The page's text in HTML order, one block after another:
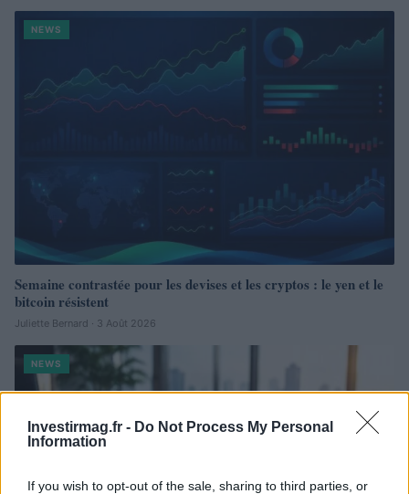
Investirmag.fr - Do Not Process My Personal
Information
If you wish to opt-out of the sale, sharing to third parties, or
NEWS
Semaine contrastée pour les devises et les cryptos : le yen et le
bitcoin résistent
Juliette Bernard · 3 Août 2026
NEWS